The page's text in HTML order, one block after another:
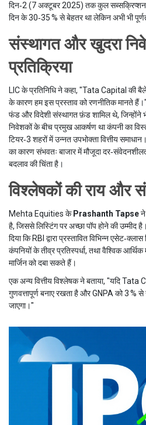
दिन‑2 (7 अक्टूबर 2025) तक कुल
दिन के 30‑35 % से बेहतर था लेकिन अभी भी
संस्थागत और खुदरा
प्रतिक्रिया
LIC के प्रतिनिधि ने कहा, "Tata Capital की
के कारण हम इस प्रस्ताव को रणनीतिक मानते
फंड और विदेशी संस्थागत फ़ंड शामिल थे, जिन्होंने
निवेशकों के बीच प्रमुख आकर्षण था कंपनी का
टियर‑3 शहरों में उन्नत उपभोक्ता वित्तीय
का कारण संभवतः बाजार में मौजूदा
बदलाव की चिंता है।
विश्लेषकों की राय और
Mehta Equities के Prashanth Tapseने
है, जिससे लिस्टिंग पर अच्छा पॉप होने की उम्मीद
दिया कि RBI द्वारा प्रस्तावित विभिन्न
कंपनियों के तीव्र प्रतिस्पर्धा, तथा वैश्विक
मार्जिन को दबा सकते हैं।
एक अन्य वित्तीय विश्लेषक ने बताया, "यदि Tata
गुणवत्तापूर्ण बनाए रखता है और GNPA को 3 %
जाएगा।"